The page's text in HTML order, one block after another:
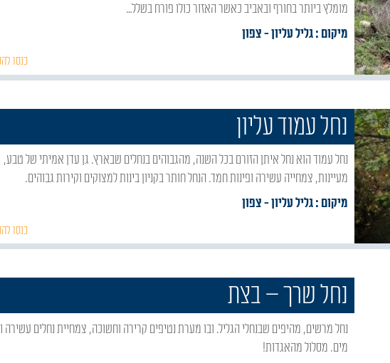
מומלץ ביותר בחורף ובאביב כאשר האזור כולו פורח בשלל…
מיקום : גליל עליון- צפון
כנסו
נחל עמוד עליון
נחל עמוד הוא נחל איתן הזורם בכל השנה, מהגבוהים בנחלים שבארץ. גן עדן אמיתי של טבע,
מעיינות, צמחייה עשירה ופינות חמד. הנחל חותר בקניון בינות למצוקים וקירות גבוהים.
מיקום : גליל עליון- צפון
כנסו
נחל שרך – בצת
נחל מרשים, מהיפים שבנחלי הגליל. ובו מערת נטיפים קרירה וחשוכה, צמחיית נחלים עשירה ובריכת
מים. מסלול מהאגדות!